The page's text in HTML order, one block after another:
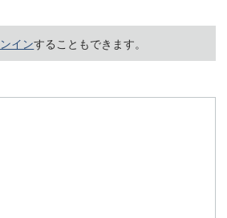
インすることもできます。